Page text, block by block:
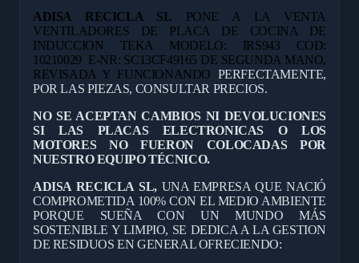
ADISA RECICLA SL PONE A LA VENTA
VENTILADORES DE PLACA DE COCINA DE
INDUCCION TEKA MODELO: IRS943 COD:
10210029 E-NR: SC13CF49165 DE SEGUNDA MANO,
REVISADA Y FUNCIONANDO PERFECTAMENTE,
POR LAS PIEZAS, CONSULTAR PRECIOS.
NO SE ACEPTAN CAMBIOS NI DEVOLUCIONES
SI LAS PLACAS ELECTRONICAS O LOS
MOTORES NO FUERON COLOCADAS POR
NUESTRO EQUIPO TÉCNICO.
ADISA RECICLA SL, UNA EMPRESA QUE NACIÓ
COMPROMETIDA 100% CON EL MEDIO AMBIENTE
PORQUE SUEÑA CON UN MUNDO MÁS
SOSTENIBLE Y LIMPIO, SE DEDICA A LA GESTION
DE RESIDUOS EN GENERAL OFRECIENDO: